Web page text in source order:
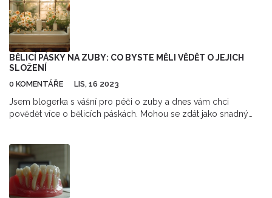
BĚLICÍ PÁSKY NA ZUBY: CO BYSTE MĚLI VĚDĚT O JEJICH
SLOŽENÍ
0 KOMENTÁŘE LIS, 16 2023
Jsem blogerka s vášní pro péči o zuby a dnes vám chci
povědět více o bělicích páskách. Mohou se zdát jako snadný
na váš chrup. Přidejte se ke mně a objevte, co byste měli vědět
o bělicích páskách na zuby.